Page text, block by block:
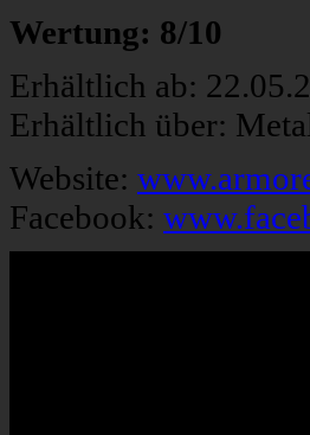
Wertung: 8/10
Erhältlich ab:
Erhältlich über:
Website:
Facebook: